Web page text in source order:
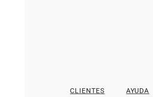
CLIENTES AYUDA